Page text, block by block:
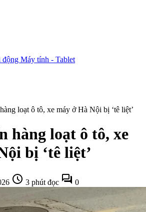
động Máy tính - Tablet
loạt ô tô, xe máy ở Hà Nội bị ‘tê liệt’
hàng loạt ô tô, xe
bị ‘tê liệt’
schedule 3 phút đọc forum 0